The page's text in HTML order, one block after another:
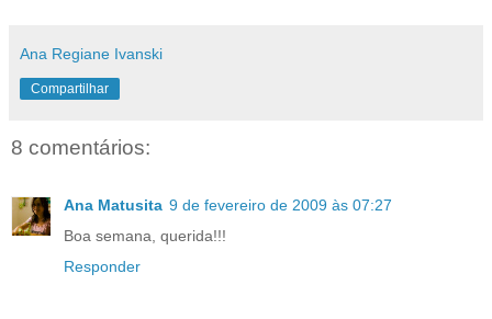
Ana Regiane Ivanski
Compartilhar
8 comentários:
Ana Matusita 9 de fevereiro de 2009 às 07:27
Boa semana, querida!!!
Responder